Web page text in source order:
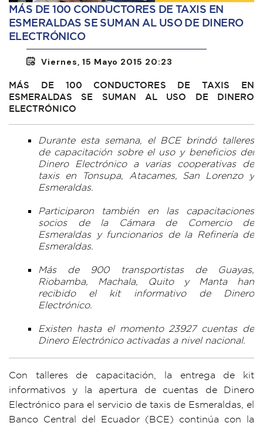
MÁS DE 100 CONDUCTORES DE TAXIS EN
ESMERALDAS SE SUMAN AL USO DE DINERO
ELECTRÓNICO
Viernes, 15 Mayo 2015 20:23
MÁS DE 100 CONDUCTORES DE TAXIS EN
ESMERALDAS SE SUMAN AL USO DE DINERO
ELECTRÓNICO
Durante esta semana, el BCE brindó talleres
de capacitación sobre el uso y beneficios del
Dinero Electrónico a varias cooperativas de
taxis en Tonsupa, Atacames, San Lorenzo y
Esmeraldas.
Participaron también en las capacitaciones
socios de la Cámara de Comercio de
Esmeraldas y funcionarios de la Refinería de
Esmeraldas.
Más de 900 transportistas de Guayas,
Riobamba, Machala, Quito y Manta han
recibido el kit informativo de Dinero
Electrónico.
Existen hasta el momento 23927 cuentas de
Dinero Electrónico activadas a nivel nacional.
Con talleres de capacitación, la entrega de kit
informativos y la apertura de cuentas de Dinero
Electrónico para el servicio de taxis de Esmeraldas, el
Banco Central del Ecuador (BCE) continúa con la